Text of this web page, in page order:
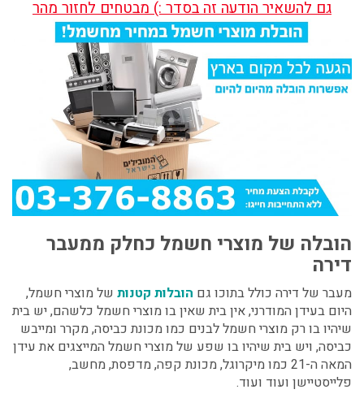
גם להשאיר הודעה זה בסדר :) מבטחים לחזור מהר
הובלה של מוצרי חשמל כחלק ממעבר
דירה
מעבר של דירה כולל בתוכו גם הובלות קטנות של מוצרי חשמל,
היום בעידן המודרני, אין בית שאין בו מוצרי חשמל כלשהם, יש בית
שיהיו בו רק מוצרי חשמל לבנים כמו מכונת כביסה, מקרר ומייבש
כביסה, ויש בית שיהיו בו שפע של מוצרי חשמל המייצגים את עידן
המאה ה-21 כמו מיקרוגל, מכונת קפה, מדפסת, מחשב,
פלייסטיישן ועוד ועוד.